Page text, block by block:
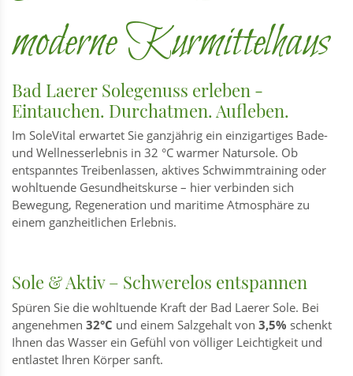
moderne Kurmittelhaus
Bad Laerer Solegenuss erleben -
Eintauchen. Durchatmen. Aufleben.
Im SoleVital erwartet Sie ganzjährig ein einzigartiges Bade-
und Wellnesserlebnis in 32 °C warmer Natursole. Ob
entspanntes Treibenlassen, aktives Schwimmtraining oder
wohltuende Gesundheitskurse – hier verbinden sich
Bewegung, Regeneration und maritime Atmosphäre zu
einem ganzheitlichen Erlebnis.
Sole & Aktiv – Schwerelos entspannen
Spüren Sie die wohltuende Kraft der Bad Laerer Sole. Bei
angenehmen 32°C und einem Salzgehalt von 3,5% schenkt
Ihnen das Wasser ein Gefühl von völliger Leichtigkeit und
entlastet Ihren Körper sanft.